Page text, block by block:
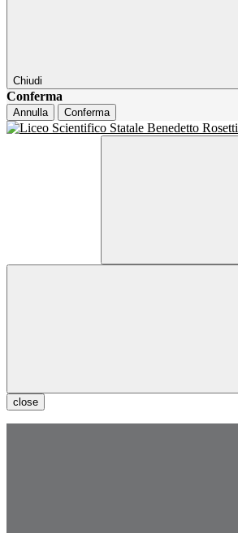
Chiudi
Conferma
Annulla Conferma
close